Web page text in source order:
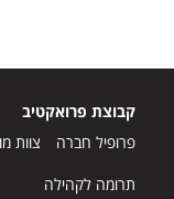
קבוצת פרואקטיב
פרופיל חברה
צוות
תרומה לקהילה